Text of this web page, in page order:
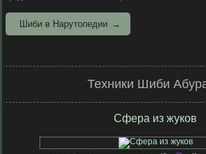
Шиби в Нарутопедии
Техники Шиби
Сфера из жуков